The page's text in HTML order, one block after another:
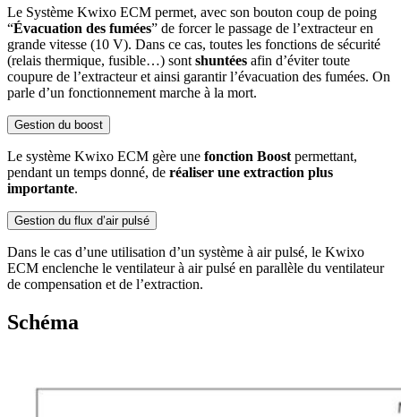
Le Système Kwixo ECM permet, avec son bouton coup de poing
“Évacuation des fumées” de forcer le passage de l’extracteur en
grande vitesse (10 V). Dans ce cas, toutes les fonctions de sécurité
(relais thermique, fusible…) sont shuntées afin d’éviter toute
coupure de l’extracteur et ainsi garantir l’évacuation des fumées. On
parle d’un fonctionnement marche à la mort.
Gestion du boost
Le système Kwixo ECM gère une fonction Boost permettant,
pendant un temps donné, de réaliser une extraction plus
importante.
Gestion du flux d’air pulsé
Dans le cas d’une utilisation d’un système à air pulsé, le Kwixo
ECM enclenche le ventilateur à air pulsé en parallèle du ventilateur
de compensation et de l’extraction.
Schéma